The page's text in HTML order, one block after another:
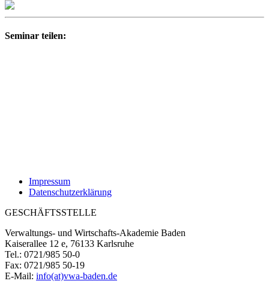
Seminar teilen:
Impressum
Datenschutzerklärung
GESCHÄFTSSTELLE
Verwaltungs- und Wirtschafts-Akademie Baden
Kaiserallee 12 e, 76133 Karlsruhe
Tel.: 0721/985 50-0
Fax: 0721/985 50-19
E-Mail: info(at)vwa-baden.de